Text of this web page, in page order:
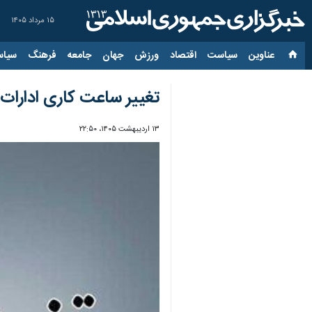
۱۵ مرداد ۱۴۰۵
عناوین‌ سیاست اقتصاد ورزش جهان جامعه فرهنگ
تغییر ساعت کاری
۱۳ اردیبهشت ۱۴۰۵، ۲۲:۵۰